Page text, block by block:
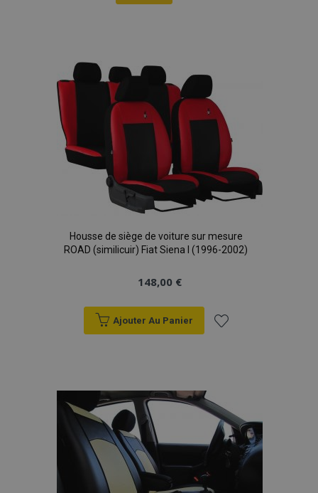
liste
d'achats
Housse de siège de voiture sur mesure
ROAD (similicuir) Fiat Siena I (1996-2002)
148,00 €
Ajouter Au Panier
liste
d'achats